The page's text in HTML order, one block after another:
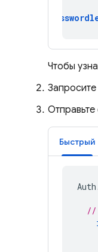
Чтобы
Быстрый
Auth